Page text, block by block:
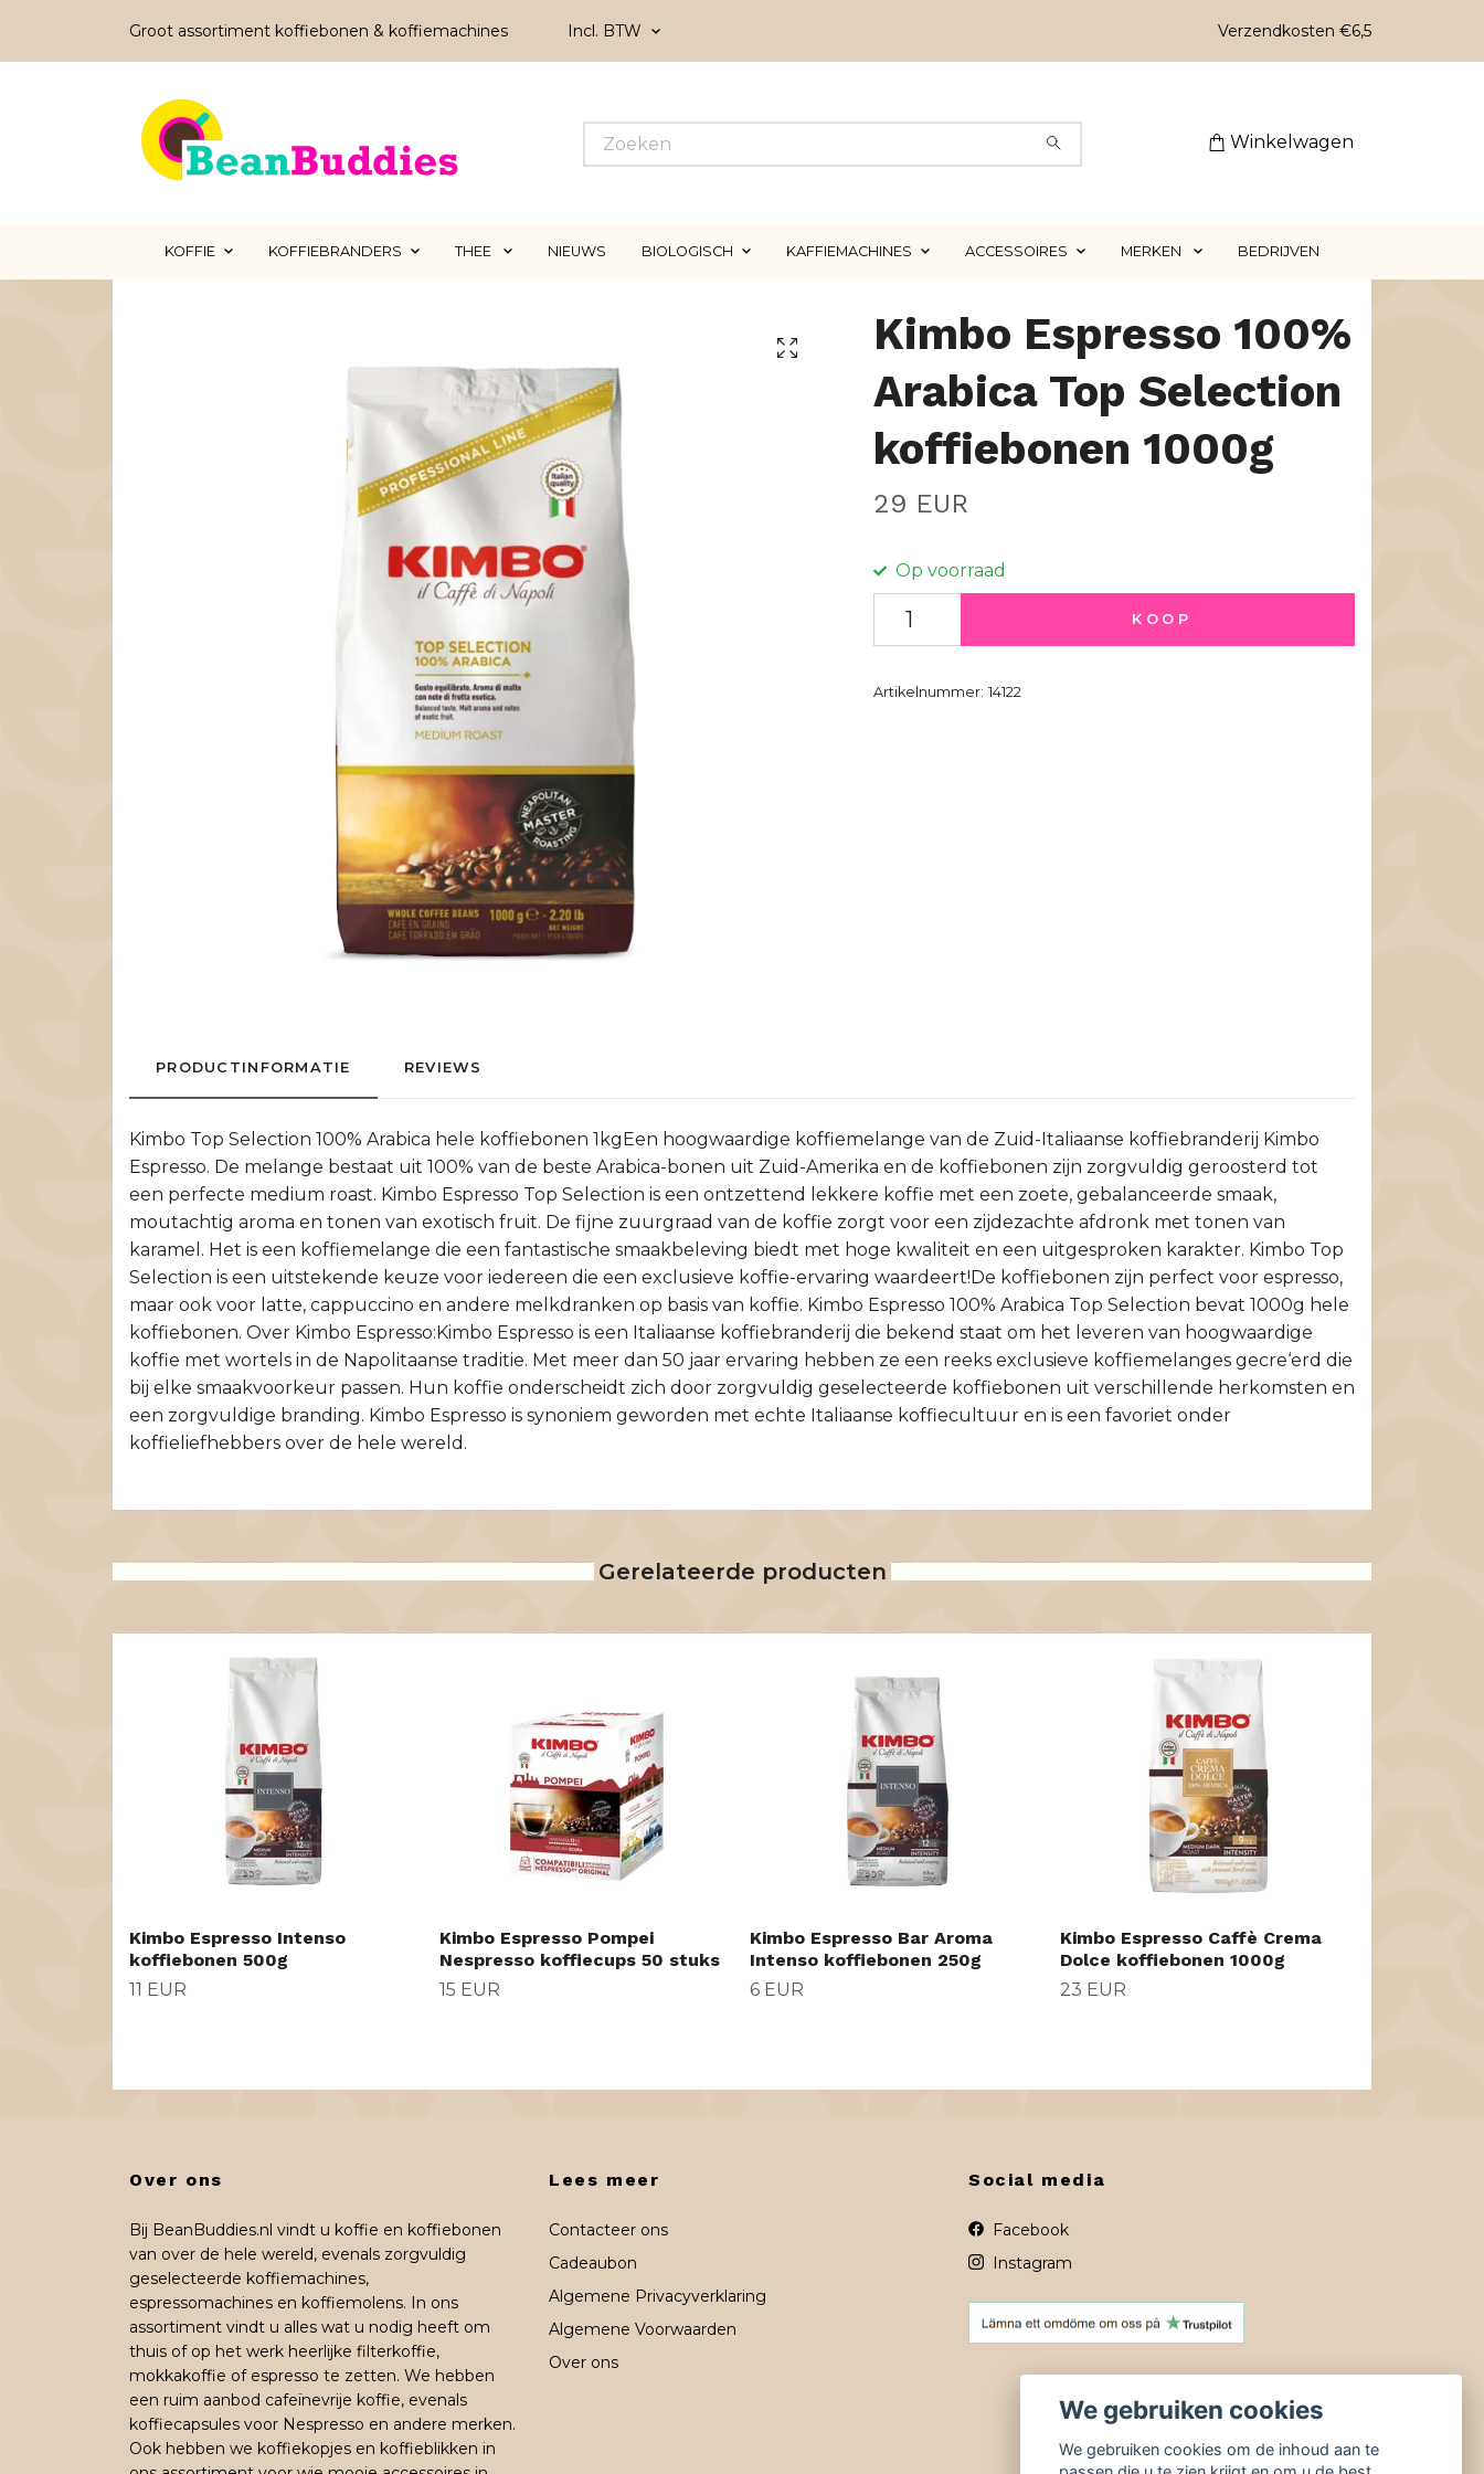
Groot assortiment koffiebonen & koffiemachines Incl. BTW Verzendkosten €6,5
Winkelwagen
KOFFIE KOFFIEBRANDERS THEE NIEUWS BIOLOGISCH KAFFIEMACHINES ACCESSOIRES MERKEN BEDRIJVEN
Kimbo Espresso 100%
Arabica Top Selection
koffiebonen 1000g
29 EUR
Op voorraad
KOOP
Artikelnummer: 14122
PRODUCTINFORMATIE REVIEWS
Kimbo Top Selection 100% Arabica hele koffiebonen 1kgEen hoogwaardige koffiemelange van de Zuid-Italiaanse koffiebranderij Kimbo
Espresso. De melange bestaat uit 100% van de beste Arabica-bonen uit Zuid-Amerika en de koffiebonen zijn zorgvuldig geroosterd tot
een perfecte medium roast. Kimbo Espresso Top Selection is een ontzettend lekkere koffie met een zoete, gebalanceerde smaak,
moutachtig aroma en tonen van exotisch fruit. De fijne zuurgraad van de koffie zorgt voor een zijdezachte afdronk met tonen van
karamel. Het is een koffiemelange die een fantastische smaakbeleving biedt met hoge kwaliteit en een uitgesproken karakter. Kimbo Top
Selection is een uitstekende keuze voor iedereen die een exclusieve koffie-ervaring waardeert!De koffiebonen zijn perfect voor espresso,
maar ook voor latte, cappuccino en andere melkdranken op basis van koffie. Kimbo Espresso 100% Arabica Top Selection bevat 1000g hele
koffiebonen. Over Kimbo Espresso:Kimbo Espresso is een Italiaanse koffiebranderij die bekend staat om het leveren van hoogwaardige
koffie met wortels in de Napolitaanse traditie. Met meer dan 50 jaar ervaring hebben ze een reeks exclusieve koffiemelanges gecre‘erd die
bij elke smaakvoorkeur passen. Hun koffie onderscheidt zich door zorgvuldig geselecteerde koffiebonen uit verschillende herkomsten en
een zorgvuldige branding. Kimbo Espresso is synoniem geworden met echte Italiaanse koffiecultuur en is een favoriet onder
koffieliefhebbers over de hele wereld.
Gerelateerde producten
Kimbo Espresso Intenso
koffiebonen 500g
11 EUR
Kimbo Espresso Pompei
Nespresso koffiecups 50 stuks
15 EUR
Kimbo Espresso Bar Aroma
Intenso koffiebonen 250g
6 EUR
Kimbo Espresso Caffè Crema
Dolce koffiebonen 1000g
23 EUR
Over ons
Bij BeanBuddies.nl vindt u koffie en koffiebonen
van over de hele wereld, evenals zorgvuldig
geselecteerde koffiemachines,
espressomachines en koffiemolens. In ons
assortiment vindt u alles wat u nodig heeft om
thuis of op het werk heerlijke filterkoffie,
mokkakoffie of espresso te zetten. We hebben
een ruim aanbod cafeïnevrije koffie, evenals
koffiecapsules voor Nespresso en andere merken.
Ook hebben we koffiekopjes en koffieblikken in
Lees meer
Contacteer ons
Cadeaubon
Algemene Privacyverklaring
Algemene Voorwaarden
Over ons
Social media
Facebook
Instagram
We gebruiken cookies
We gebruiken cookies om de inhoud aan te